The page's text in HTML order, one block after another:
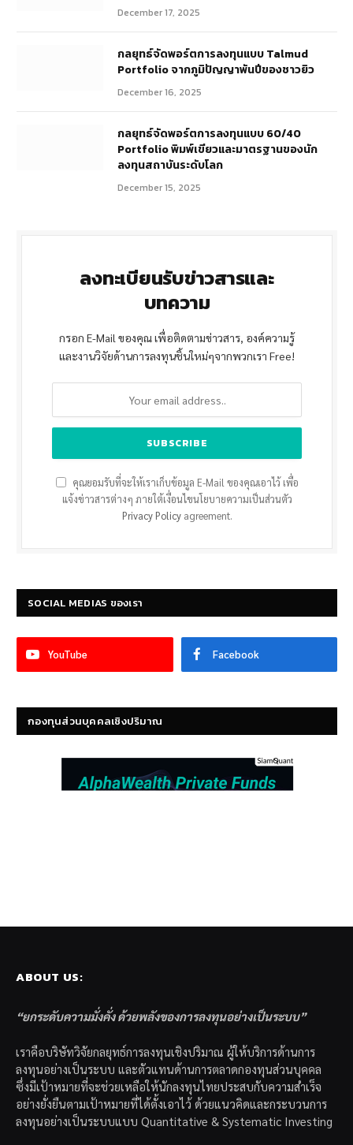
December 17, 2025
กลยุทธ์จัดพอร์ตการลงทุนแบบ Talmud
Portfolio จากภูมิปัญญาพันปีของชาวยิว
December 16, 2025
กลยุทธ์จัดพอร์ตการลงทุนแบบ 60/40
Portfolio พิมพ์เขียวและมาตรฐานของนัก
ลงทุนสถาบันระดับโลก
December 15, 2025
ลงทะเบียนรับข่าวสารและ
บทความ
กรอก E-Mail ของคุณ เพื่อติดตามข่าวสาร, องค์ความรู้
และงานวิจัยด้านการลงทุนชิ้นใหม่ๆจากพวกเรา Free!
คุณยอมรับที่จะให้เราเก็บข้อมูล E-Mail ของคุณเอาไว้ เพื่อ
แจ้งข่าวสารต่างๆ ภายใต้เงื่อนไขนโยบายความเป็นส่วนตัว
Privacy Policyagreement.
SOCIAL MEDIAS ของเรา
YouTube Facebook
กองทุนส่วนบุคคลเชิงปริมาณ
ABOUT US:
“ยกระดับความมั่งคั่ง ด้วยพลังของการลงทุนอย่างเป็นระบบ”
เราคือบริษัทวิจัยกลยุทธ์การลงทุนเชิงปริมาณ ผู้ให้บริการด้านการ
ลงทุนอย่างเป็นระบบ และตัวแทนด้านการตลาดกองทุนส่วนบุคคล
ซึ่งมีเป้าหมายที่จะช่วยเหลือให้นักลงทุนไทยประสบกับความสำเร็จ
อย่างยั่งยืนตามเป้าหมายที่ได้ตั้งเอาไว้ ด้วยแนวคิดและกระบวนการ
ลงทุนอย่างเป็นระบบแบบ Quantitative & Systematic Investing